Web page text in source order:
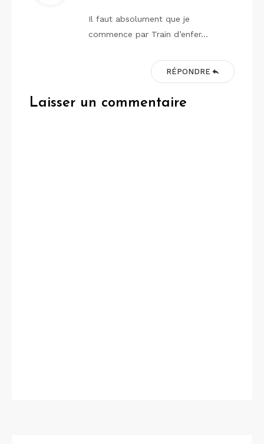
Il faut absolument que je
commence par Train d’enfer…
RÉPONDRE
Laisser un commentaire